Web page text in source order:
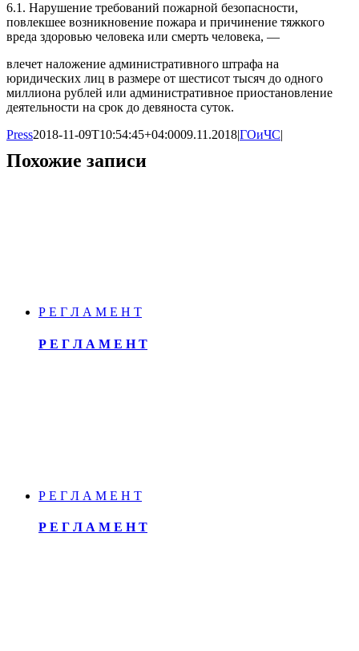
6.1. Нарушение требований пожарной безопасности,
повлекшее возникновение пожара и причинение тяжкого
вреда здоровью человека или смерть человека, —
влечет наложение административного штрафа на
юридических лиц в размере от шестисот тысяч до одного
миллиона рублей или административное приостановление
деятельности на срок до девяноста суток.
Press2018-11-09T10:54:45+04:0009.11.2018|ГОиЧС|
Похожие записи
Р Е Г Л А М Е Н Т
Р Е Г Л А М Е Н Т
Р Е Г Л А М Е Н Т
Р Е Г Л А М Е Н Т